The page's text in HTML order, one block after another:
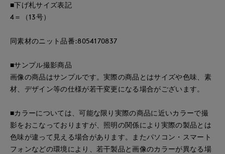
■下げ札サイズ表記
4＝（13号）
同素材のニット品番:8054170837
■サンプル撮影商品
画像の商品はサンプルです。実際の商品とはサイズや色味、素
材、デザイン等の仕様が若干変更になる場合がございます。
■カラーについては、可能な限り実際の商品に近いカラーで撮
影をおこなっておりますが、照明の関係により実際の製品とは
色味が違って見える場合があります。またパソコン・スマート
フォンなどの環境により、若干製品と画像のカラーが異なる場